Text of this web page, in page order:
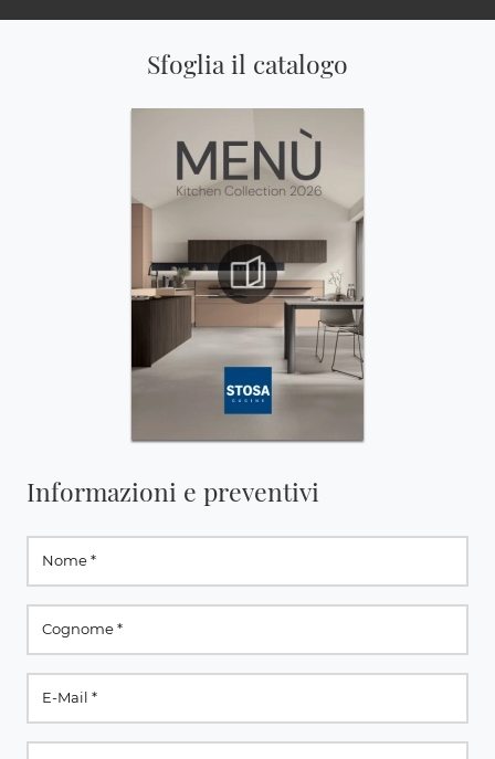
Sfoglia il catalogo
Informazioni e preventivi